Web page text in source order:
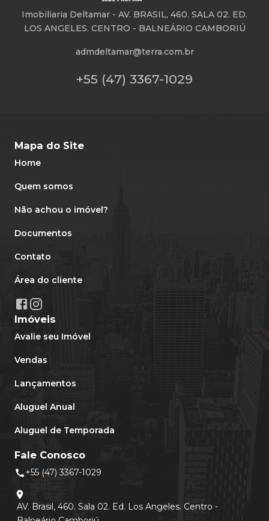
Imobiliaria Deltamar - AV. BRASIL, 460. SALA 02. ED.
LOS ANGELES. CENTRO - BALNEÁRIO CAMBORIÚ
admdeltamar@terra.com.br
+55 (47) 3367-1029
Mapa do Site
Home
Quem somos
Não achou o imóvel?
Documentos
Contato
Área do cliente
Imóveis
Avalie seu Imóvel
Vendas
Lançamentos
Aluguel Anual
Aluguel de Temporada
Fale Conosco
call+55 (47) 3367-1029
location_on
AV. Brasil, 460. Sala 02. Ed. Los Angeles. Centro -